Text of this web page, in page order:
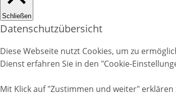
Schließen
Datenschutzübersicht
Diese Webseite nutzt Cookies, um zu
Dienst erfahren Sie in den "Cookie-
Mit Klick auf "Zustimmen und weiter"